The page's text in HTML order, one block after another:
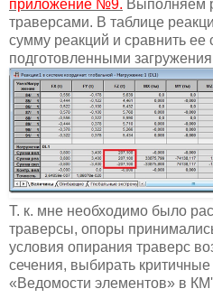
приложение №9. Выполняем
траверсами. В таблице
сумму реакций и сравнить
подготовленными
Т. к. мне необходимо было
траверсы, опоры
условия опирания траверс
сечения, выбирать
«Ведомости элементов» в